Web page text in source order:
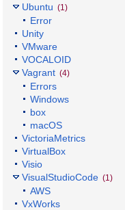
Ubuntu (1)
Error
Unity
VMware
VOCALOID
Vagrant (4)
Errors
Windows
box
macOS
VictoriaMetrics
VirtualBox
Visio
VisualStudioCode (1)
AWS
VxWorks